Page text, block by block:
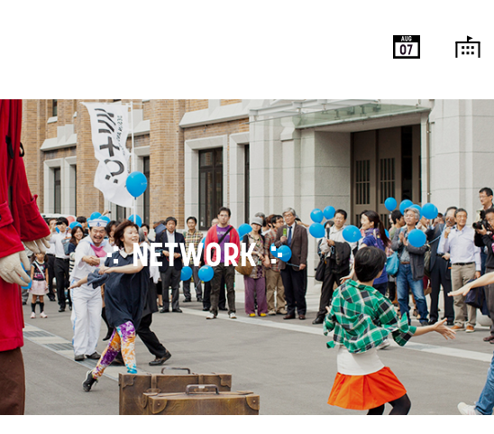
AUG
07
NETWORK